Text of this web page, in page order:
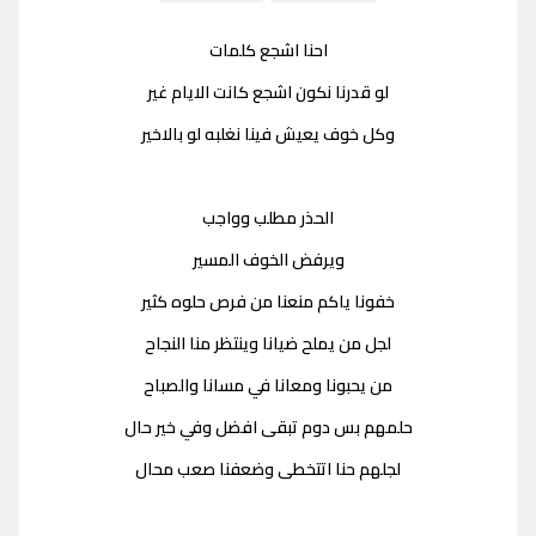
احنا اشجع كلمات
لو قدرنا نكون اشجع كانت الايام غير
وكل خوف يعيش فينا نغلبه لو بالاخير
الحذر مطلب وواجب
ويرفض الخوف المسير
خفونا ياكم منعنا من فرص حلوه كثير
لجل من يملح ضيانا وينتظر منا النجاح
من يحبونا ومعانا في مسانا والصباح
حلمهم بس دوم تبقى افضل وفي خير حال
لجلهم حنا اتتخطى وضعفنا صعب محال